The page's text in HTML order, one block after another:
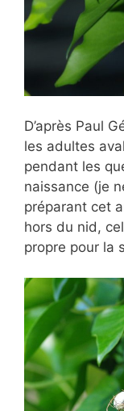
D’après Paul
les adultes
pendant les
naissance (je
préparant cet
hors du nid,
propre pour la